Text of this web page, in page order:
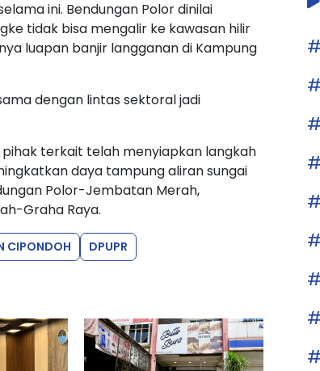
ini. Bendungan Polor dinilai
tidak bisa mengalir ke kawasan hilir
luapan banjir langganan di Kampung
dengan lintas sektoral jadi
terkait telah menyiapkan langkah
daya tampung aliran sungai
Polor-Jembatan Merah,
Graha Raya.
CIPONDOH DPUPR